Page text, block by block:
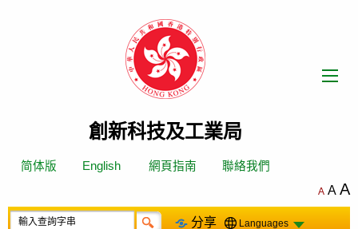
創新科技及工業局
简体版 English 網頁指南 聯絡我們
A A A
分享 Languages